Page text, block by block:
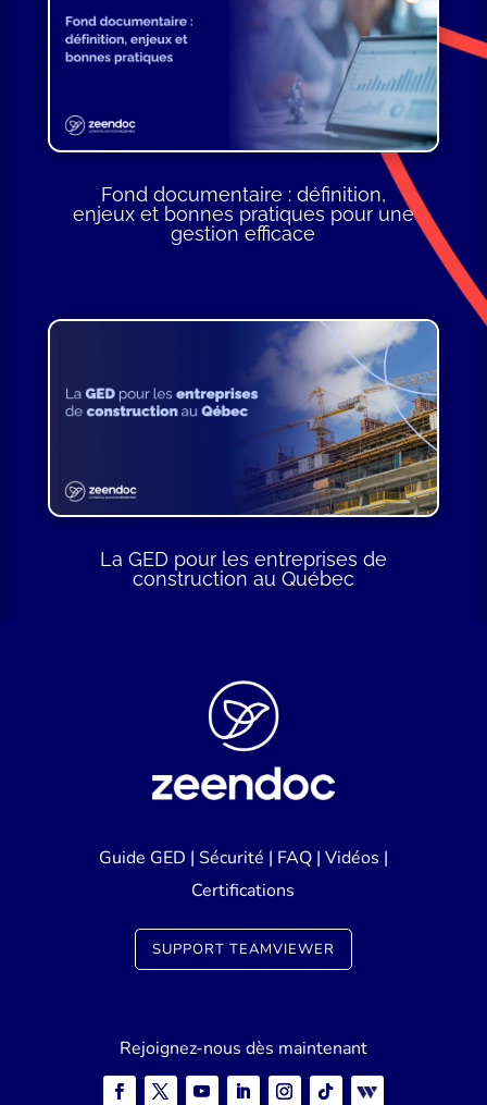
Fond documentaire : définition,
enjeux et bonnes pratiques pour une
gestion efficace
La GED pour les entreprises de
construction au Québec
Guide GED | Sécurité | FAQ| Vidéos |
Certifications
SUPPORT TEAMVIEWER
Rejoignez-nous dès maintenant